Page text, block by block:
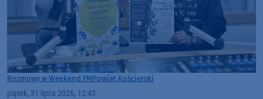
Rozmowy w Weekend FMPowiat Kościerski
piątek, 31 lipca 2026, 12:43